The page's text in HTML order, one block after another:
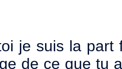
je suis la part
de ce que tu